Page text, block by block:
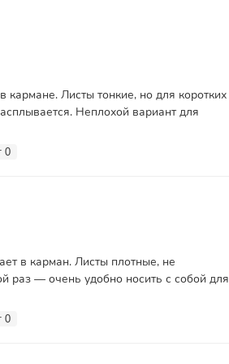
кармане. Листы тонкие, но для коротких
Неплохой вариант для
0
в карман. Листы плотные, не
раз — очень удобно носить с собой для
0